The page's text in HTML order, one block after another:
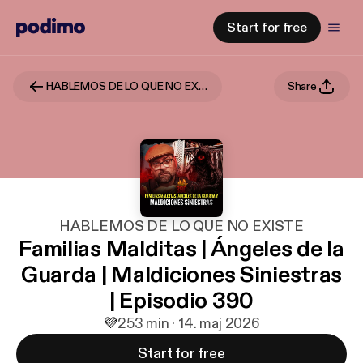
Start for free
HABLEMOS DE LO QUE NO EXISTE Share
HABLEMOS DE LO QUE NO EXISTE
Familias Malditas | Ángeles de la
Guarda | Maldiciones Siniestras
| Episodio 390
💜253 min · 14. maj 2026
Start for free